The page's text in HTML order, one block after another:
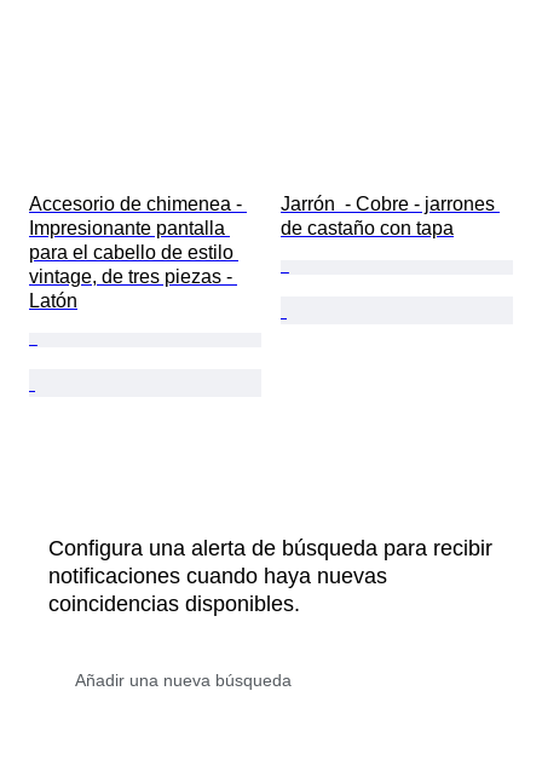
Accesorio de chimenea -
Impresionante pantalla
para el cabello de estilo
vintage, de tres piezas -
Latón
Jarrón  - Cobre - jarrones
de castaño con tapa
Configura una alerta de búsqueda para recibir
notificaciones cuando haya nuevas
coincidencias disponibles.